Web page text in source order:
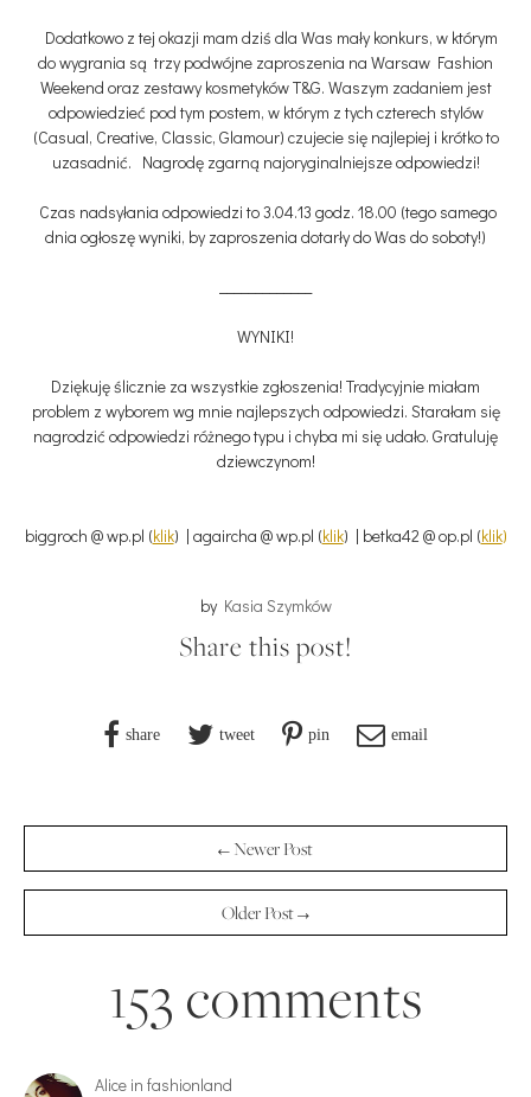
Dodatkowo z tej okazji mam dziś dla Was mały konkurs, w którym
do wygrania są trzy podwójne zaproszenia na Warsaw Fashion
Weekend oraz zestawy kosmetyków T&G. Waszym zadaniem jest
odpowiedzieć pod tym postem, w którym z tych czterech stylów
(Casual, Creative, Classic, Glamour) czujecie się najlepiej i krótko to
uzasadnić. Nagrodę zgarną najoryginalniejsze odpowiedzi!
Czas nadsyłania odpowiedzi to 3.04.13 godz. 18.00 (tego samego
dnia ogłoszę wyniki, by zaproszenia dotarły do Was do soboty!)
WYNIKI!
Dziękuję ślicznie za wszystkie zgłoszenia! Tradycyjnie miałam
problem z wyborem wg mnie najlepszych odpowiedzi. Starałam się
nagrodzić odpowiedzi różnego typu i chyba mi się udało. Gratuluję
dziewczynom!
biggroch @ wp.pl (klik) | agaircha @ wp.pl (klik) | betka42 @ op.pl (klik)
by Kasia Szymków
Share this post!
share tweet pin email
← Newer Post
Older Post →
153 comments
Alice in fashionland